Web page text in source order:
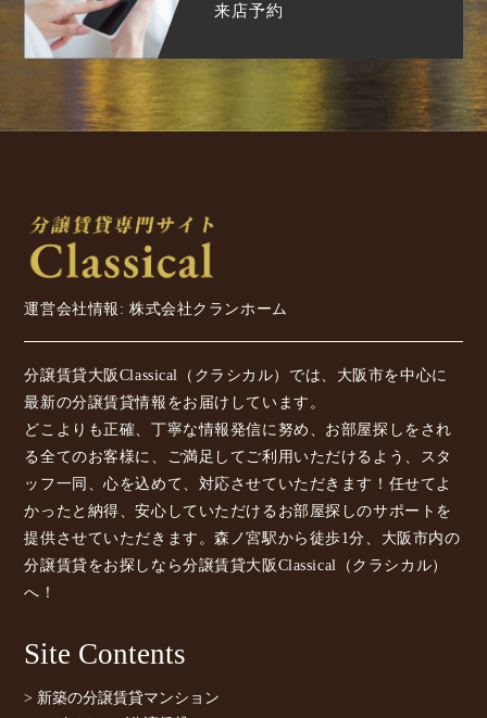
来店予約
運営会社情報: 株式会社クランホーム
分譲賃貸大阪Classical（クラシカル）では、大阪市を中心に
最新の分譲賃貸情報をお届けしています。
どこよりも正確、丁寧な情報発信に努め、お部屋探しをされ
る全てのお客様に、ご満足してご利用いただけるよう、スタ
ッフ一同、心を込めて、対応させていただきます！任せてよ
かったと納得、安心していただけるお部屋探しのサポートを
提供させていただきます。森ノ宮駅から徒歩1分、大阪市内の
分譲賃貸をお探しなら分譲賃貸大阪Classical（クラシカル）
へ！
Site Contents
> 新築の分譲賃貸マンション